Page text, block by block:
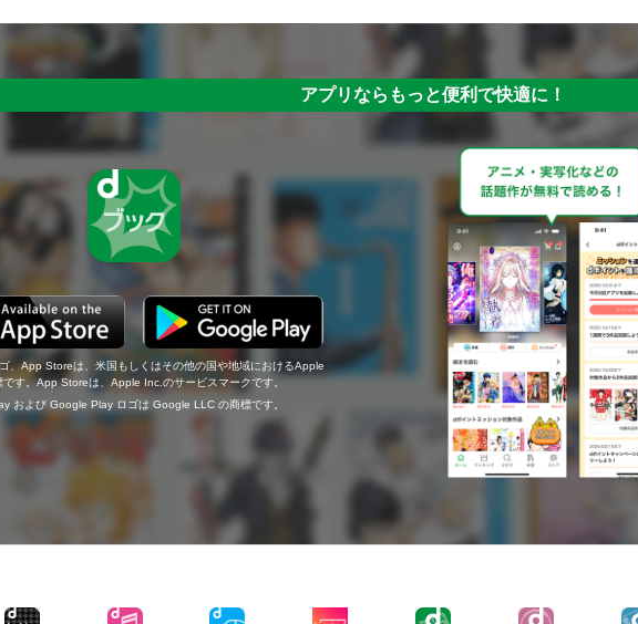
アプリならもっと便利で快適に！
、App Storeは、米国もしくはその他の国や地域におけるApple
です。App Storeは、Apple Inc.のサービスマークです。
および Google Play ロゴは Google LLC の商標です。